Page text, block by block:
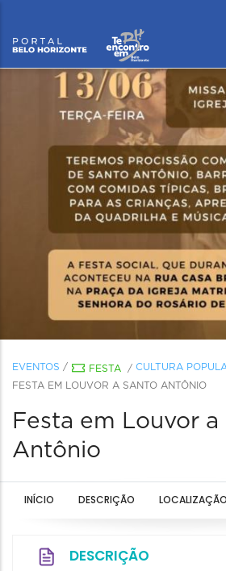
EVENTOS / FESTA / CULTURA
FESTA EM LOUVOR A SANTO ANTÔNIO
Festa em Louvor a
Antônio
INÍCIO DESCRIÇÃO LOCALIZAÇÃO
DESCRIÇÃO